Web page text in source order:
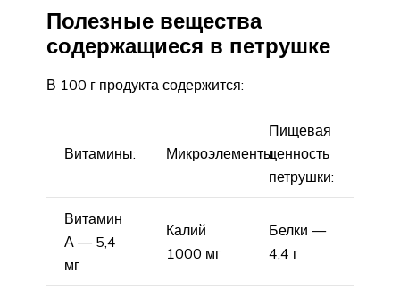
Полезные вещества
содержащиеся в петрушке
В 100 г продукта содержится:
Витамины: Микроэлементы:
Пищевая
ценность
петрушки:
Витамин
А — 5,4
мг
Калий
1000 мг
Белки —
4,4 г